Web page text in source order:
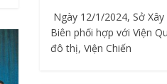
Ngày 12/1/2024, Sở
Biên phối hợp với Viện
đô thị, Viện Chiến